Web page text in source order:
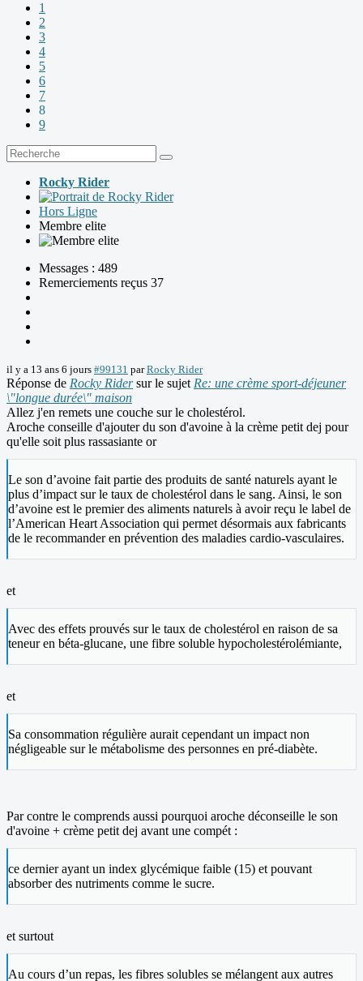
1
2
3
4
5
6
7
8
9
Rocky Rider
Hors Ligne
Membre elite
Messages : 489
Remerciements reçus 37
il y a 13 ans 6 jours #99131 parRocky Rider
Réponse de Rocky Ridersur le sujet Re: une crème sport-déjeuner
\"longue durée\" maison
Allez j'en remets une couche sur le cholestérol.
Aroche conseille d'ajouter du son d'avoine à la crème petit dej pour
qu'elle soit plus rassasiante or
Le son d’avoine fait partie des produits de santé naturels ayant le
plus d’impact sur le taux de cholestérol dans le sang. Ainsi, le son
d’avoine est le premier des aliments naturels à avoir reçu le label de
l’American Heart Association qui permet désormais aux fabricants
de le recommander en prévention des maladies cardio-vasculaires.
et
Avec des effets prouvés sur le taux de cholestérol en raison de sa
teneur en béta-glucane, une fibre soluble hypocholestérolémiante,
et
Sa consommation régulière aurait cependant un impact non
négligeable sur le métabolisme des personnes en pré-diabète.
Par contre le comprends aussi pourquoi aroche déconseille le son
d'avoine + crème petit dej avant une compét :
ce dernier ayant un index glycémique faible (15) et pouvant
absorber des nutriments comme le sucre.
et surtout
Au cours d’un repas, les fibres solubles se mélangent aux autres